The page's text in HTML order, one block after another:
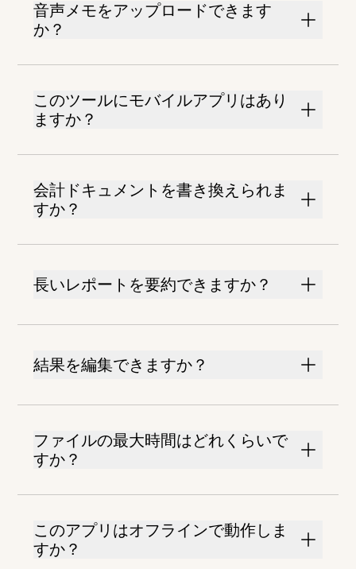
音声メモをアップロードできます
か？
このツールにモバイルアプリはあり
ますか？
会計ドキュメントを書き換えられま
すか？
長いレポートを要約できますか？
結果を編集できますか？
ファイルの最大時間はどれくらいで
すか？
このアプリはオフラインで動作しま
すか？